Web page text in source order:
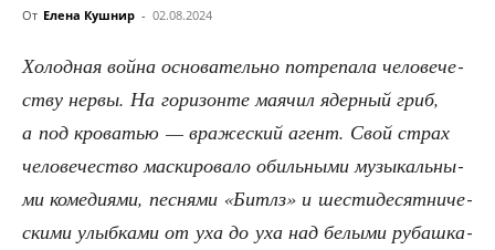
От Елена Кушнир - 02.08.2024
Холод­ная вой­на осно­ва­тель­но потре­па­ла чело­ве­че­
ству нер­вы. На гори­зон­те мая­чил ядер­ный гриб,
а под кро­ва­тью — вра­же­ский агент. Свой страх
чело­ве­че­ство мас­ки­ро­ва­ло обиль­ны­ми музы­каль­ны­
ми коме­ди­я­ми, пес­ня­ми «Бит­лз» и шести­де­сят­ни­че­
ски­ми улыб­ка­ми от уха до уха над белы­ми рубаш­ка­